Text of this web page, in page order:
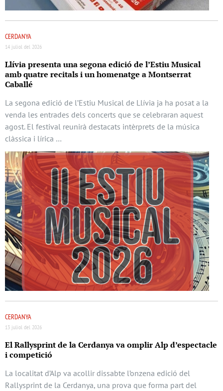
CERDANYA
14 juliol del 2026
Llívia presenta una segona edició de l’Estiu Musical
amb quatre recitals i un homenatge a Montserrat
Caballé
La segona edició de l’Estiu Musical de Llívia ja ha posat a la
venda les entrades dels concerts que se celebraran aquest
agost. El festival reunirà destacats intèrprets de la música
clàssica i lírica …
CERDANYA
13 juliol del 2026
El Rallysprint de la Cerdanya va omplir Alp d’espectacle
i competició
La localitat d’Alp va acollir dissabte l’onzena edició del
Rallysprint de la Cerdanya, una prova que forma part del